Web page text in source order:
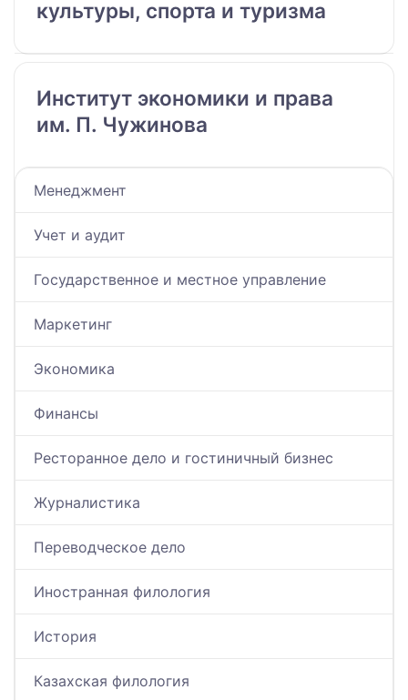
культуры, спорта и туризма
Институт экономики и права
им. П. Чужинова
Менеджмент
Учет и аудит
Государственное и местное управление
Маркетинг
Экономика
Финансы
Ресторанное дело и гостиничный бизнес
Журналистика
Переводческое дело
Иностранная филология
История
Казахская филология